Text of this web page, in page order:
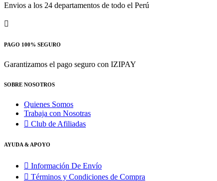
Envios a los 24 departamentos de todo el Perú
PAGO 100% SEGURO
Garantizamos el pago seguro con IZIPAY
SOBRE NOSOTROS
Quienes Somos
Trabaja con Nosotras
Club de Afiliadas
AYUDA & APOYO
Información De Envío
Términos y Condiciones de Compra